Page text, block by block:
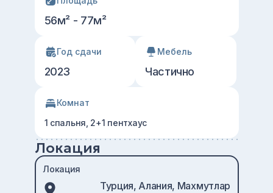
56м² - 77м²
Год сдачи
2023
Мебель
Частично
Комнат
1 спальня, 2+1 пентхаус
Локация
Локация
Турция, Алания, Махмутлар